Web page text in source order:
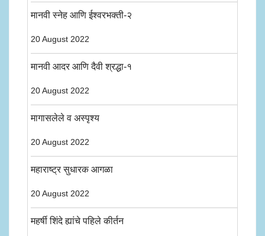
मानवी स्नेह आणि ईश्वरभक्ती-२
20 August 2022
मानवी आदर आणि दैवी श्रद्धा-१
20 August 2022
मागासलेले व अस्पृश्य
20 August 2022
महाराष्ट्र सुधारक आगळा
20 August 2022
महर्षी शिंदे ह्यांचे पहिले कीर्तन